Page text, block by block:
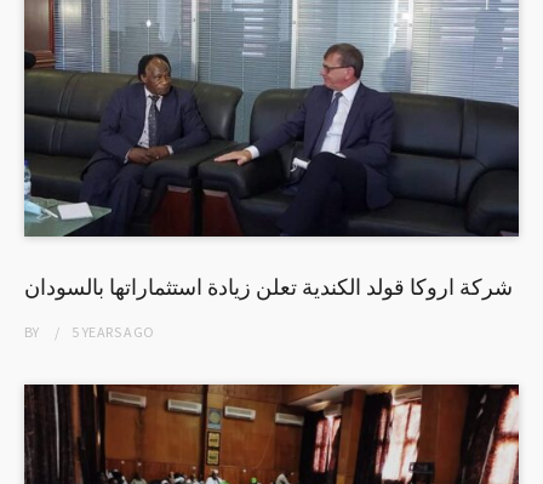
شركة اروكا قولد الكندية تعلن زيادة استثماراتها بالسودان
BY 5 YEARSAGO